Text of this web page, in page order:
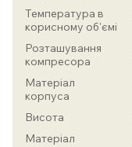
Температура в
корисному об'ємі
Розташування
компресора
Матеріал
корпуса
Висота
Матеріал